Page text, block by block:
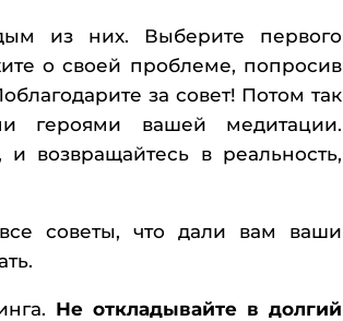
из них. Выберите первого
о своей проблеме, попросив
за совет! Потом так
героями вашей медитации.
возвращайтесь в реальность,
советы, что дали вам ваши
Не откладывайте в долгий